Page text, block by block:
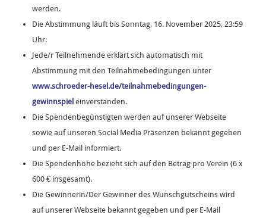
werden.
Die Abstimmung läuft bis Sonntag, 16. November 2025, 23:59
Uhr.
Jede/r Teilnehmende erklärt sich automatisch mit
Abstimmung mit den Teilnahmebedingungen unter
www.schroeder-hesel.de/teilnahmebedingungen-
gewinnspiel einverstanden.
Die Spendenbegünstigten werden auf unserer Webseite
sowie auf unseren Social Media Präsenzen bekannt gegeben
und per E-Mail informiert.
Die Spendenhöhe bezieht sich auf den Betrag pro Verein (6 x
600 € insgesamt).
Die Gewinnerin/Der Gewinner des Wunschgutscheins wird
auf unserer Webseite bekannt gegeben und per E-Mail